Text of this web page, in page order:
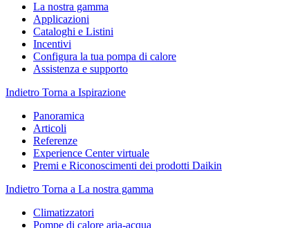
La nostra gamma
Applicazioni
Cataloghi e Listini
Incentivi
Configura la tua pompa di calore
Assistenza e supporto
Indietro Torna a Ispirazione
Panoramica
Articoli
Referenze
Experience Center virtuale
Premi e Riconoscimenti dei prodotti Daikin
Indietro Torna a La nostra gamma
Climatizzatori
Pompe di calore aria-acqua